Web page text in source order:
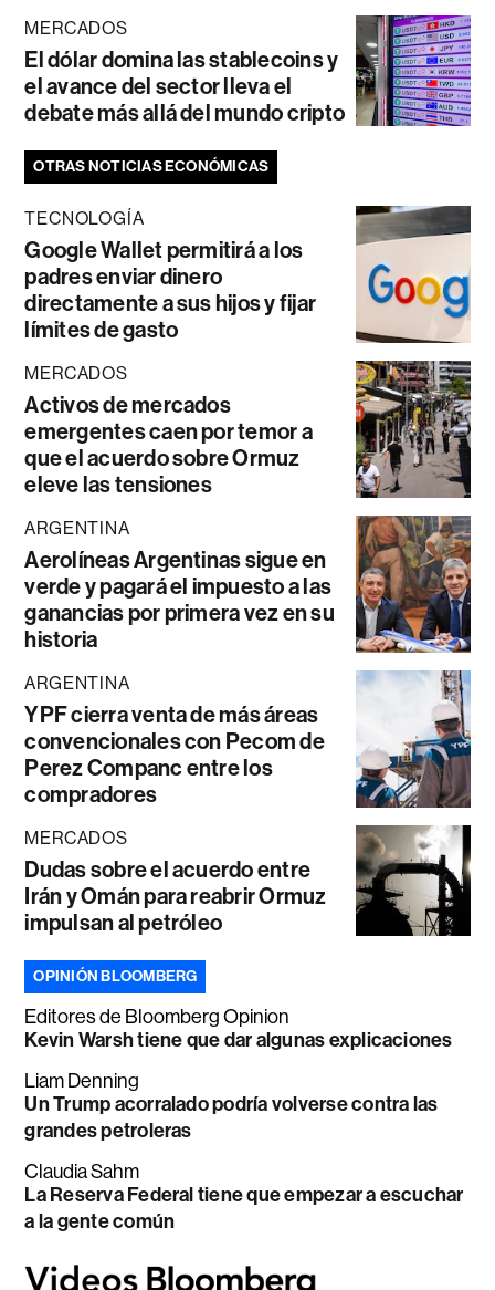
MERCADOS
El dólar domina las stablecoins y
el avance del sector lleva el
debate más allá del mundo cripto
OTRAS NOTICIAS ECONÓMICAS
TECNOLOGÍA
Google Wallet permitirá a los
padres enviar dinero
directamente a sus hijos y fijar
límites de gasto
MERCADOS
Activos de mercados
emergentes caen por temor a
que el acuerdo sobre Ormuz
eleve las tensiones
ARGENTINA
Aerolíneas Argentinas sigue en
verde y pagará el impuesto a las
ganancias por primera vez en su
historia
ARGENTINA
YPF cierra venta de más áreas
convencionales con Pecom de
Perez Companc entre los
compradores
MERCADOS
Dudas sobre el acuerdo entre
Irán y Omán para reabrir Ormuz
impulsan al petróleo
OPINIÓN BLOOMBERG
Editores de Bloomberg Opinion
Kevin Warsh tiene que dar algunas explicaciones
Liam Denning
Un Trump acorralado podría volverse contra las
grandes petroleras
Claudia Sahm
La Reserva Federal tiene que empezar a escuchar
a la gente común